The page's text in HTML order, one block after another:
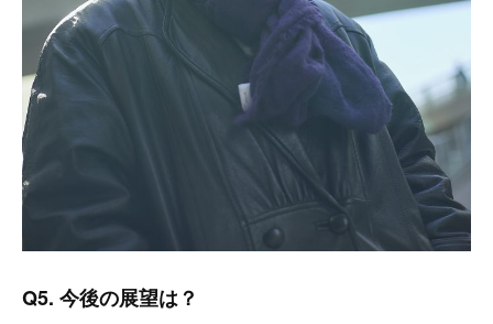
Q5. 今後の展望は？